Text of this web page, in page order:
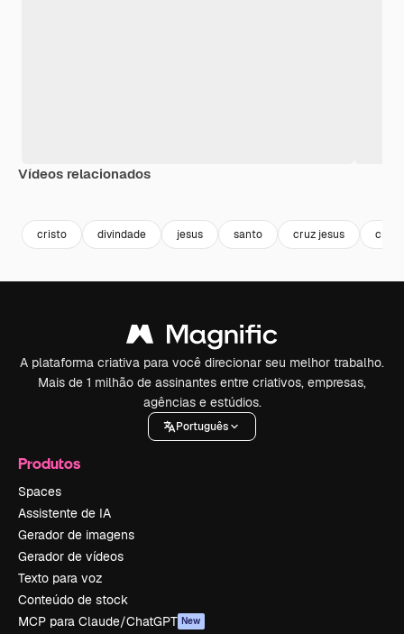
Vídeos relacionados
cristo divindade jesus santo cruz jesus cross
A plataforma criativa para você direcionar seu melhor trabalho.
Mais de 1 milhão de assinantes entre criativos, empresas,
agências e estúdios.
Português
Produtos
Spaces
Assistente de IA
Gerador de imagens
Gerador de vídeos
Texto para voz
Conteúdo de stock
MCP para Claude/ChatGPT New